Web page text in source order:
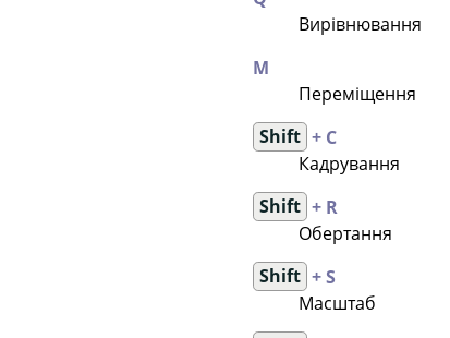
Вирівнювання
M
Переміщення
Shift + C
Кадрування
Shift + R
Обертання
Shift + S
Масштаб